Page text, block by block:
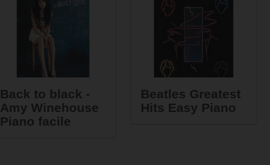
Back to black -
Amy Winehouse
Piano facile
Beatles Greatest
Hits Easy Piano